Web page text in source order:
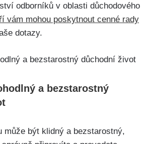
odborníků v oblasti důchodového
vám mohou poskytnout cenné rady
dotazy.
a bezstarostný
může být klidný a bezstarostný,